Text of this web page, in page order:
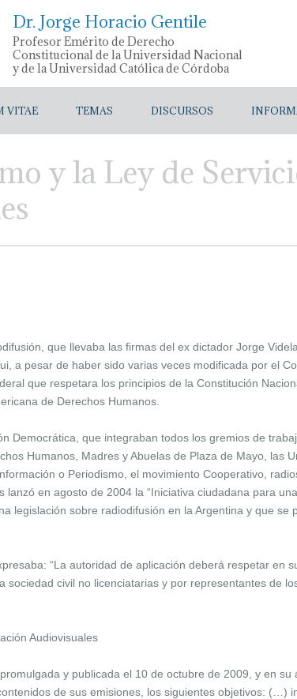
Dr. Jorge Horacio Gentile
Profesor Emérito de Derecho
Constitucional de la Universidad Nacional
y de la Universidad Católica de Córdoba
VITAE TEMAS DISCURSOS
y la Ley de
que llevaba las firmas del ex dictador Jorge
a pesar de haber sido varias veces modificada por el
que respetara los principios de la Constitución
de Derechos Humanos.
Democrática, que integraban todos los gremios de
Humanos, Madres y Abuelas de Plaza de Mayo, las
o Periodismo, el movimiento Cooperativo,
lanzó en agosto de 2004 la “Iniciativa ciudadana para
legislación sobre radiodifusión en la Argentina y que
“La autoridad de aplicación deberá respetar en
sociedad civil no licenciatarias y por representantes de
Audiovisuales
y publicada el 10 de octubre de 2009, y en su
de sus emisiones, los siguientes objetivos: (…)